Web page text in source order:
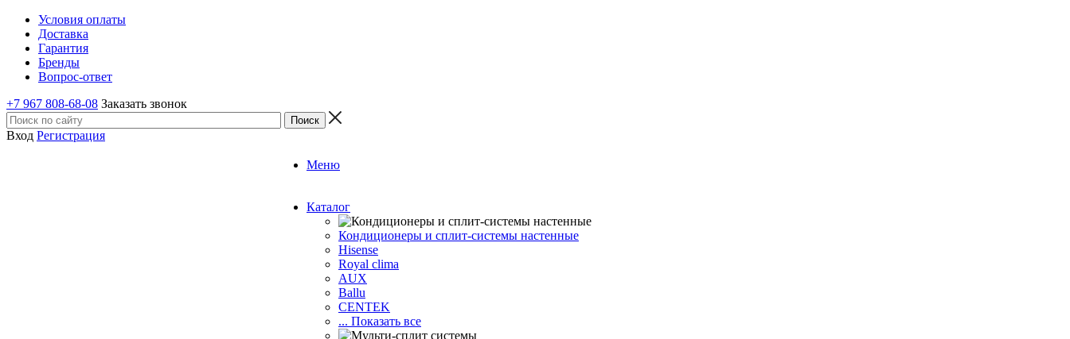
Условия оплаты
Доставка
Гарантия
Бренды
Вопрос-ответ
+7 967 808-68-08 Заказать звонок
Вход Регистрация
Меню
Каталог
Кондиционеры и сплит-системы настенные
Hisense
Royal clima
AUX
Ballu
CENTEK
... Показать все